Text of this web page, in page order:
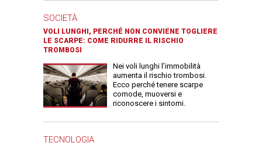
SOCIETÀ
VOLI LUNGHI, PERCHÉ NON CONVIENE TOGLIERE
LE SCARPE: COME RIDURRE IL RISCHIO
TROMBOSI
Nei voli lunghi l’immobilità
aumenta il rischio trombosi.
Ecco perché tenere scarpe
comode, muoversi e
riconoscere i sintomi.
TECNOLOGIA